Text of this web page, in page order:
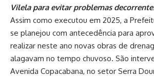
Vilela para evitar problemas
Assim como executou em 2025, a
se planejou com antecedência para
realizar neste ano novas obras de
alagavam no tempo chuvoso. São
Avenida Copacabana, no setor Serra